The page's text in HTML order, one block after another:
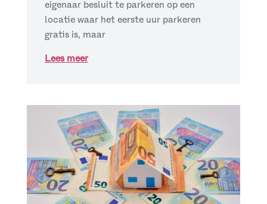
eigenaar besluit te parkeren op een
locatie waar het eerste uur parkeren
gratis is, maar
Lees meer